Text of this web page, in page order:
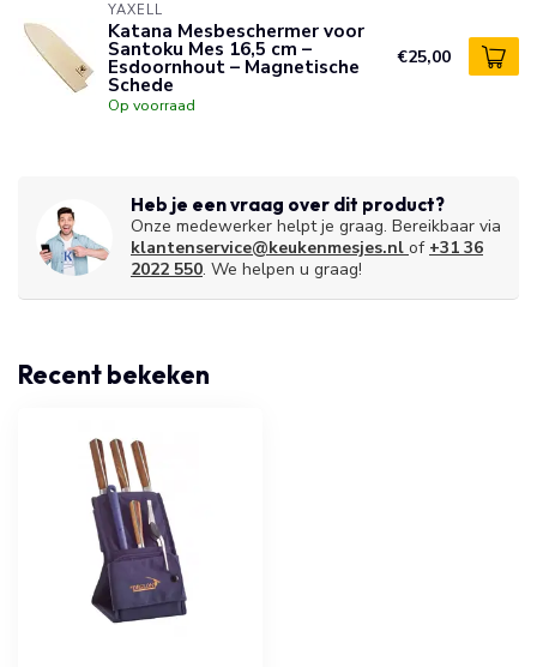
YAXELL
Katana Mesbeschermer voor
Santoku Mes 16,5 cm –
Esdoornhout – Magnetische
Schede
Op voorraad
€25,00
Heb je een vraag over dit product?
Onze medewerker helpt je graag. Bereikbaar via
klantenservice@keukenmesjes.nl of +31 36
2022 550. We helpen u graag!
Recent bekeken